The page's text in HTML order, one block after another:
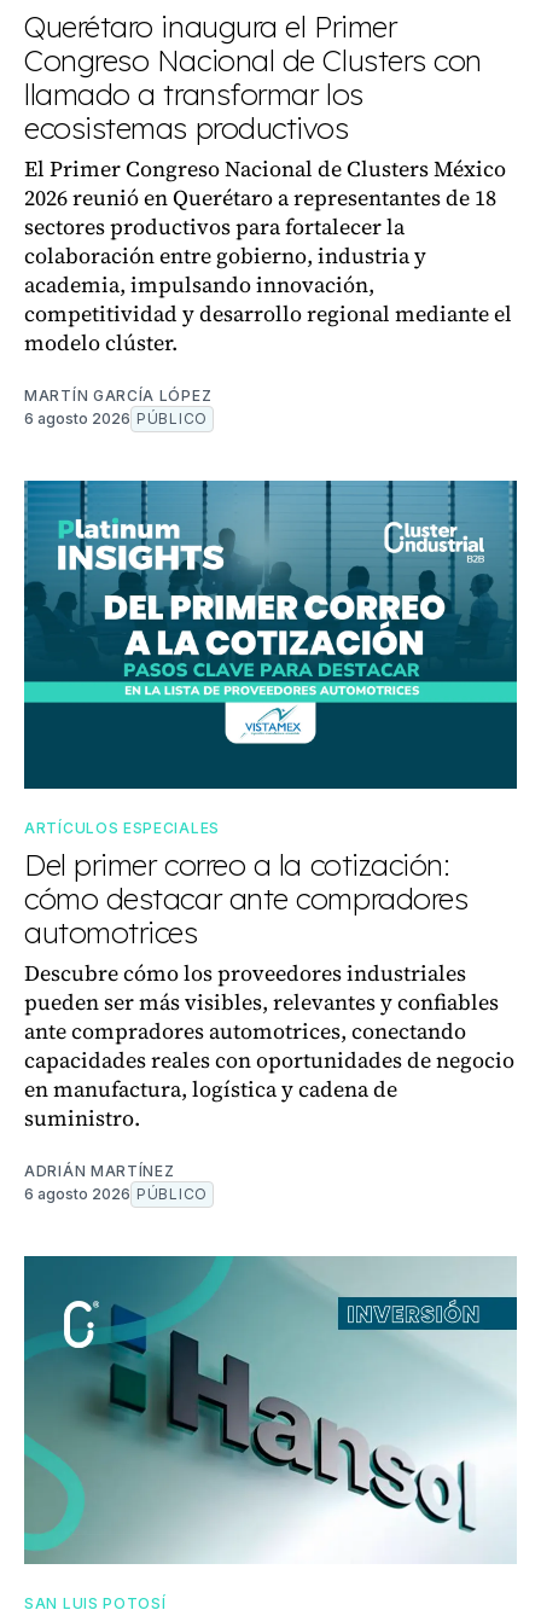
Querétaro inaugura el Primer
Congreso Nacional de Clusters con
llamado a transformar los
ecosistemas productivos
El Primer Congreso Nacional de Clusters México
2026 reunió en Querétaro a representantes de 18
sectores productivos para fortalecer la
colaboración entre gobierno, industria y
academia, impulsando innovación,
competitividad y desarrollo regional mediante el
modelo clúster.
MARTÍN GARCÍA LÓPEZ
6 agosto 2026 PÚBLICO
ARTÍCULOS ESPECIALES
Del primer correo a la cotización:
cómo destacar ante compradores
automotrices
Descubre cómo los proveedores industriales
pueden ser más visibles, relevantes y confiables
ante compradores automotrices, conectando
capacidades reales con oportunidades de negocio
en manufactura, logística y cadena de
suministro.
ADRIÁN MARTÍNEZ
6 agosto 2026 PÚBLICO
SAN LUIS POTOSÍ